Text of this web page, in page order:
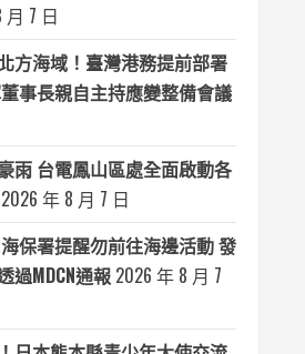
月 7 日
方海域！臺灣港務提前部署
事長親自主持應變整備會議
雨 台電鳳山區處全面啟動各
2026 年 8 月 7 日
保署提醒勿前往海邊活動 發
過MDCN通報 2026 年 8 月 7